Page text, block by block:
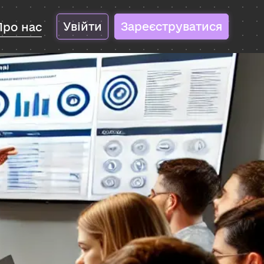
нас Увійти Зареєструватися